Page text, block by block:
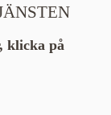
klicka på